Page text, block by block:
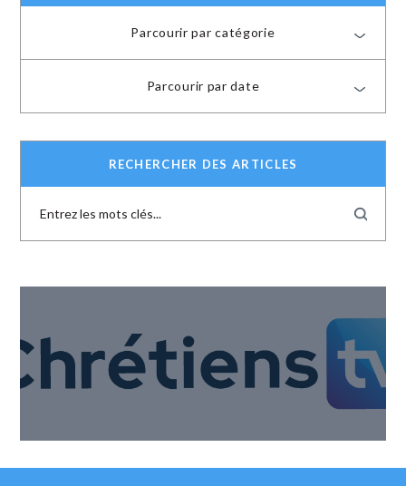
Parcourir par catégorie
Parcourir par date
RECHERCHER DES ARTICLES